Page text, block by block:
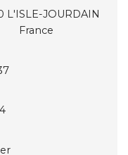
L'ISLE-JOURDAIN
France